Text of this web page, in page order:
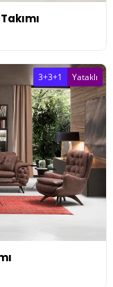
3+3+1 Yataklı